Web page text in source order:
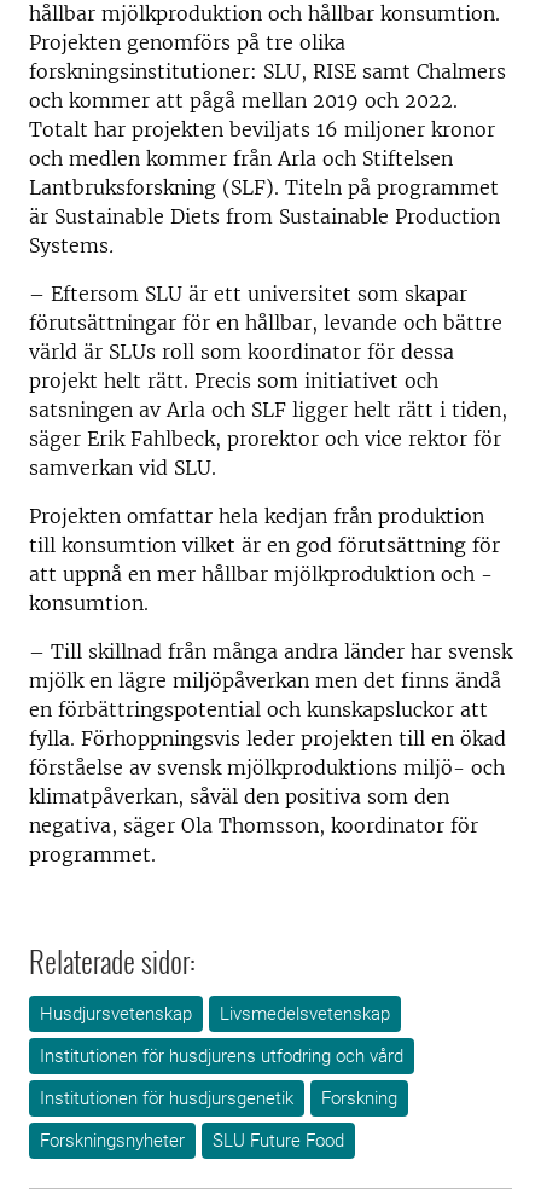
hållbar mjölkproduktion och hållbar konsumtion.
Projekten genomförs på tre olika
forskningsinstitutioner: SLU, RISE samt Chalmers
och kommer att pågå mellan 2019 och 2022.
Totalt har projekten beviljats 16 miljoner kronor
och medlen kommer från Arla och Stiftelsen
Lantbruksforskning (SLF). Titeln på programmet
är Sustainable Diets from Sustainable Production
Systems.
– Eftersom SLU är ett universitet som skapar
förutsättningar för en hållbar, levande och bättre
värld är SLUs roll som koordinator för dessa
projekt helt rätt. Precis som initiativet och
satsningen av Arla och SLF ligger helt rätt i tiden,
säger Erik Fahlbeck, prorektor och vice rektor för
samverkan vid SLU.
Projekten omfattar hela kedjan från produktion
till konsumtion vilket är en god förutsättning för
att uppnå en mer hållbar mjölkproduktion och -
konsumtion.
– Till skillnad från många andra länder har svensk
mjölk en lägre miljöpåverkan men det finns ändå
en förbättringspotential och kunskapsluckor att
fylla. Förhoppningsvis leder projekten till en ökad
förståelse av svensk mjölkproduktions miljö- och
klimatpåverkan, såväl den positiva som den
negativa, säger Ola Thomsson, koordinator för
programmet.
Relaterade sidor:
Husdjursvetenskap
Livsmedelsvetenskap
Institutionen för husdjurens utfodring och vård
Institutionen för husdjursgenetik
Forskning
Forskningsnyheter
SLU Future Food